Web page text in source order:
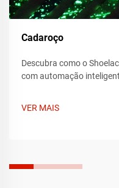
Cadaroço
Descubra como o
com automação
VER MAIS